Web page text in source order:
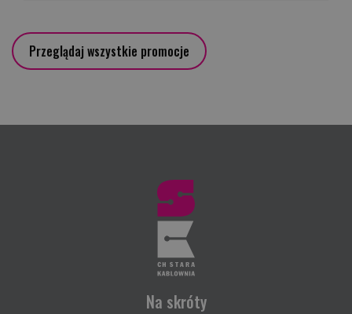
Przeglądaj wszystkie promocje
Na skróty